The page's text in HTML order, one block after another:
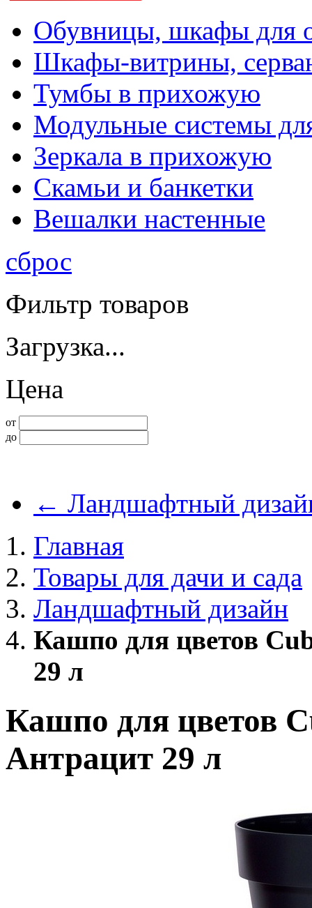
Обувницы, шкафы для
Шкафы-витрины,
Тумбы в прихожую
Модульные системы
Зеркала в прихожую
Скамьи и банкетки
Вешалки настенные
сброс
Фильтр товаров
Загрузка...
Цена
от
до
← Ландшафтный
Главная
Товары для дачи и сада
Ландшафтный дизайн
Кашпо для цветов
29 л
Кашпо для цветов
Антрацит 29 л